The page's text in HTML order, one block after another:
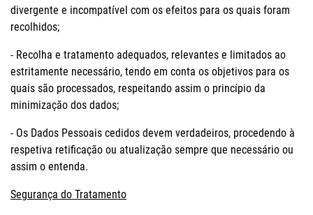
divergente e incompatível com os efeitos para os quais foram
recolhidos;
- Recolha e tratamento adequados, relevantes e limitados ao
estritamente necessário, tendo em conta os objetivos para os
quais são processados, respeitando assim o princípio da
minimização dos dados;
- Os Dados Pessoais cedidos devem verdadeiros, procedendo à
respetiva retificação ou atualização sempre que necessário ou
assim o entenda.
Segurança do Tratamento